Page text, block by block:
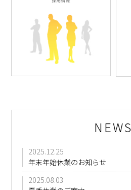
NEWS
2025.12.25
年末年始休業のお知らせ
2025.08.03